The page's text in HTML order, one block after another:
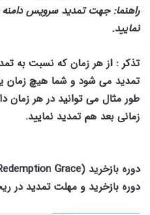
راهنما: جهت تمدید سرویس دامنه
نمایید.
تذکر : از هر زمان که نسبت به
تمدید می شود و شما هیچ زمان
طور مثال می توانید در هر زمان
زمانی بعد هم تمدید نمایید.
دوره بازخرید (Redemption Grace)
دوره بازخرید و مهلت تمدید در